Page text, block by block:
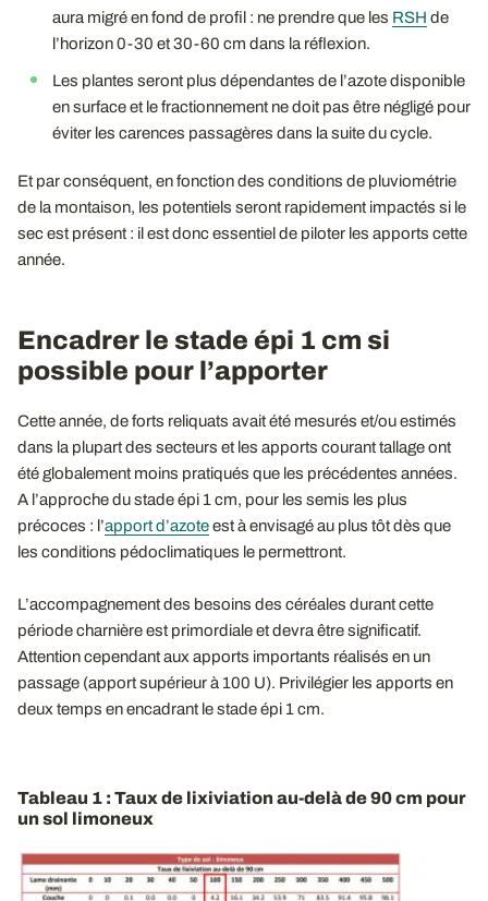
aura migré en fond de profil : ne prendre que les RSH de
l’horizon 0-30 et 30-60 cm dans la réflexion.
Les plantes seront plus dépendantes de l’azote disponible
en surface et le fractionnement ne doit pas être négligé pour
éviter les carences passagères dans la suite du cycle.
Et par conséquent, en fonction des conditions de pluviométrie
de la montaison, les potentiels seront rapidement impactés si le
sec est présent : il est donc essentiel de piloter les apports cette
année.
Encadrer le stade épi 1 cm si
possible pour l’apporter
Cette année, de forts reliquats avait été mesurés et/ou estimés
dans la plupart des secteurs et les apports courant tallage ont
été globalement moins pratiqués que les précédentes années.
A l’approche du stade épi 1 cm, pour les semis les plus
précoces : l’apport d’azoteest à envisagé au plus tôt dès que
les conditions pédoclimatiques le permettront.
L’accompagnement des besoins des céréales durant cette
période charnière est primordiale et devra être significatif.
Attention cependant aux apports importants réalisés en un
passage (apport supérieur à 100 U). Privilégier les apports en
deux temps en encadrant le stade épi 1 cm.
Tableau 1 : Taux de lixiviation au-delà de 90 cm pour
un sol limoneux